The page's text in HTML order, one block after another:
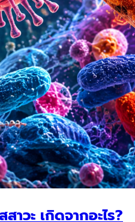
าวะ เกิดจากอะไร?